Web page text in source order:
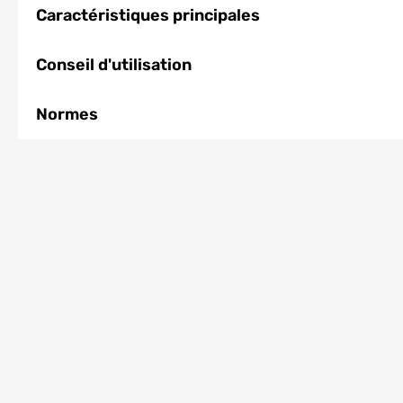
Caractéristiques principales
Conseil d'utilisation
Normes